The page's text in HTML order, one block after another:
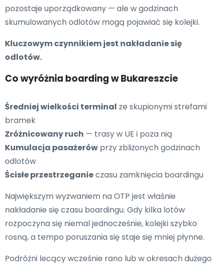
pozostaje uporządkowany — ale w godzinach
skumulowanych odlotów mogą pojawiać się kolejki.
Kluczowym czynnikiem jest nakładanie się
odlotów.
Co wyróżnia boarding w Bukareszcie
Średniej wielkości terminal ze skupionymi strefami
bramek
Zróżnicowany ruch — trasy w UE i poza nią
Kumulacja pasażerów przy zbliżonych godzinach
odlotów
Ścisłe przestrzeganieczasu zamknięcia boardingu
Największym wyzwaniem na OTP jest właśnie
nakładanie się czasu boardingu. Gdy kilka lotów
rozpoczyna się niemal jednocześnie, kolejki szybko
rosną, a tempo poruszania się staje się mniej płynne.
Podróżni lecący wcześnie rano lub w okresach dużego